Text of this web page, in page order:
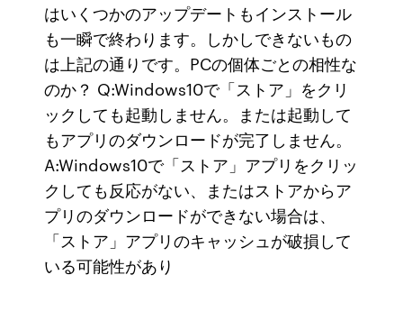
はいくつかのアップデートもインストール
も一瞬で終わります。しかしできないもの
は上記の通りです。PCの個体ごとの相性な
のか？ Q:Windows10で「ストア」をクリ
ックしても起動しません。または起動して
もアプリのダウンロードが完了しません。
A:Windows10で「ストア」アプリをクリッ
クしても反応がない、またはストアからア
プリのダウンロードができない場合は、
「ストア」アプリのキャッシュが破損して
いる可能性があり